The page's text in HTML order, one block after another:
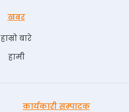
खबर
हाम्रो बारे
हामी
कार्यकारी सम्पादक